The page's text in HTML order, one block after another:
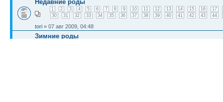
Недавние роды
1 2 3 4 5 6 7 8 9 10 11 12 13 14 15 16
17
30
31 32 33 34 35 36 37 38 39 40 41 42 43 44
tori » 07 авг 2009, 04:48
Зимние роды